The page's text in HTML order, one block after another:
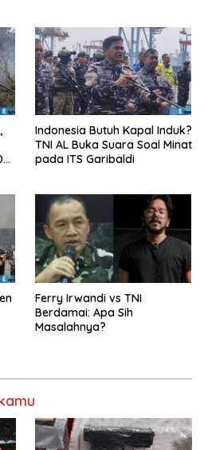
Indonesia Butuh Kapal Induk?
TNI AL Buka Suara Soal Minat
pada ITS Garibaldi
Ferry Irwandi vs TNI
Berdamai: Apa Sih
Masalahnya?